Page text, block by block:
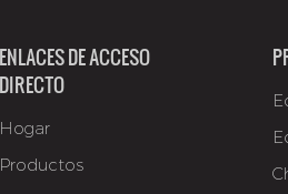
ENLACES DE ACCESO
DIRECTO
Hogar
Productos